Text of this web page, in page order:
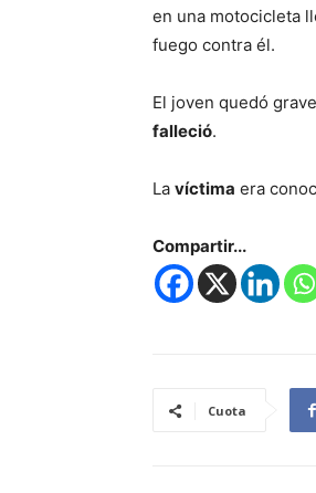
en una motocicleta
fuego contra él.
El joven quedó
falleció.
La víctima era
Compartir...
Cuota